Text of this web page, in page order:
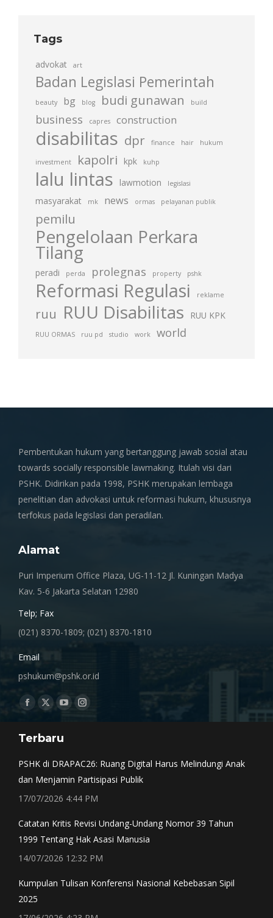
Tags
advokat art
Badan Legislasi Pemerintah
beauty bg blog budi gunawan build
business capres construction
disabilitas dpr finance hair hukum
investment kapolri kpk kuhp
lalu lintas lawmotion legislasi
masyarakat mk news ormas pelayanan publik
pemilu
Pengelolaan Perkara
Tilang
peradi perda prolegnas property pshk
Reformasi Regulasi reklame
ruu RUU Disabilitas RUU KPK
RUU ORMAS ruu pd studio work world
Pembentukan hukum yang bertanggung jawab sosial atau
towards socially responsible lawmaking. Itulah visi dari
PSHK. Didirikan pada 1998, PSHK merupakan lembaga
penelitian dan advokasi untuk reformasi hukum, khususnya
terfokus pada legislasi dan peradilan.
Alamat
Puri Imperium Office Plaza, UG-11-12 Jl. Kuningan Madya
Kav. 5-6 Jakarta Selatan 12980
Telp; Fax
(021) 8370-1809; (021) 8370-1810
Email
pshukum@pshk.or.id
Find us on:
Facebook
opens
window
X
opens
window
YouTube
opens
Instagram
window
Terbaru
PSHK di DRAPAC26: Ruang Digital Harus Melindungi Anak
dan Menjamin Partisipasi Publik
17/07/2026 4:44 PM
Catatan Kritis Revisi Undang-Undang Nomor 39 Tahun
1999 Tentang Hak Asasi Manusia
14/07/2026 12:32 PM
Kumpulan Tulisan Konferensi Nasional Kebebasan Sipil
2025